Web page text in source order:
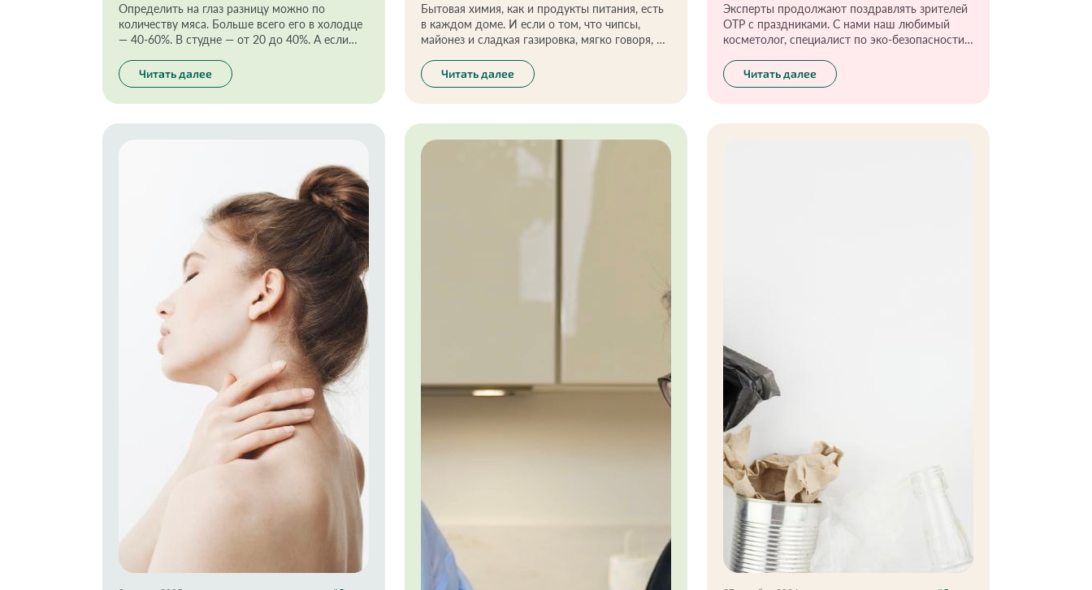
Определить на глаз разницу можно по
количеству мяса. Больше всего его в холодце
— 40-60%. В студне — от 20 до 40%. А если
везде волокнистое, кусками. Само желе в
холодце и в студне — золотисто-
коричневатого цвета. В составе не должно
Читать далее
Бытовая химия, как и продукты питания, есть
в каждом доме. И если о том, что чипсы,
майонез и сладкая газировка, мягко говоря, не
бытовой химии многие даже не думают. А зря:
отравления средствами бытовой химии
— самые распространенные у детей в
ассоциируют яркие жидкости в бутылочках со
знакомыми напитками.
Читать далее
Эксперты продолжают поздравлять зрителей
ОТР с праздниками. С нами наш любимый
косметолог, специалист по эко-безопасности
Читать далее